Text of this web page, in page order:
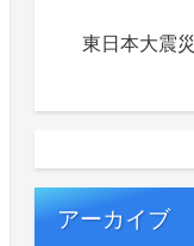
東日本大震災
アーカイブ